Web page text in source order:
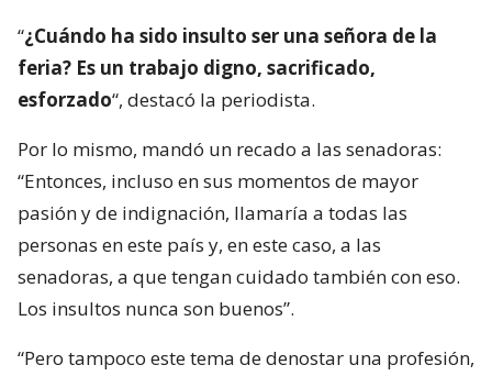
“¿Cuándo ha sido insulto ser una señora de la
feria? Es un trabajo digno, sacrificado,
esforzado“, destacó la periodista.
Por lo mismo, mandó un recado a las senadoras:
“Entonces, incluso en sus momentos de mayor
pasión y de indignación, llamaría a todas las
personas en este país y, en este caso, a las
senadoras, a que tengan cuidado también con eso.
Los insultos nunca son buenos”.
“Pero tampoco este tema de denostar una profesión,